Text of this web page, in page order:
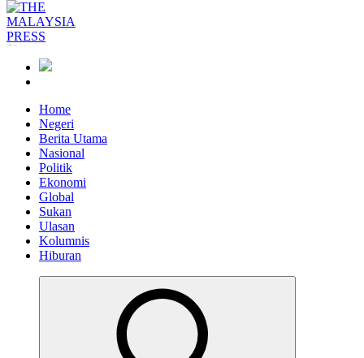
Home
Negeri
Berita Utama
Nasional
Politik
Ekonomi
Global
Sukan
Ulasan
Kolumnis
Hiburan